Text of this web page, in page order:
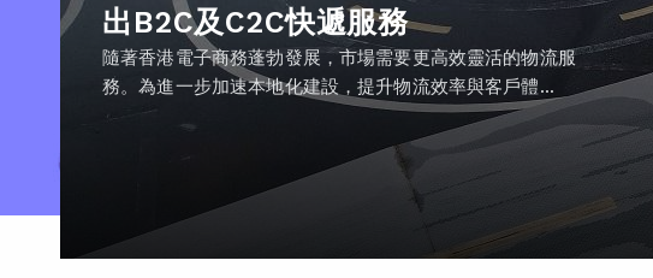
出B2C及C2C快遞服務
隨著香港電子商務蓬勃發展，市場需要更高效靈活的物流服
務。為進一步加速本地化建設，提升物流效率與客戶體...